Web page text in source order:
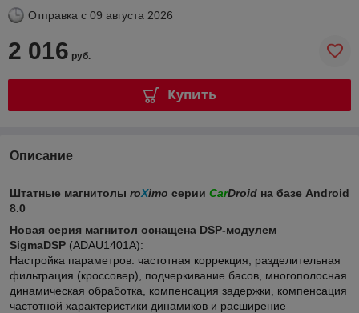
Отправка с 09 августа 2026
2 016 руб.
Купить
Описание
Штатные магнитолы roXimo серии CarDroid на базе Android
8.0
Новая серия магнитол оснащена DSP-модулем
SigmaDSP (ADAU1401A):
​Настройка параметров: частотная коррекция, разделительная
фильтрация (кроссовер), подчеркивание басов, многополосная
динамическая обработка, компенсация задержки, компенсация
частотной характеристики динамиков и расширение